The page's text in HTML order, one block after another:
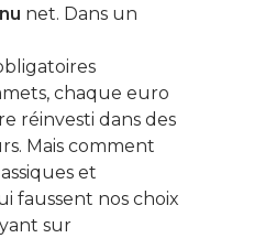
net. Dans un
chaque euro
réinvesti dans des
Mais comment
et
faussent nos choix
sur